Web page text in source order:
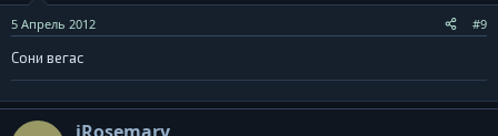
5 Апрель 2012 #9
Сони вегас